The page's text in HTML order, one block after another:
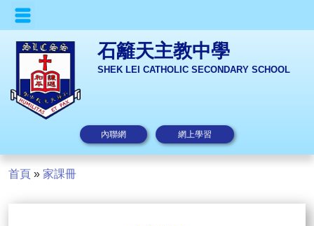
石籬天主教中學
SHEK LEI CATHOLIC SECONDARY SCHOOL
內聯網 網上學習
首頁 » 家課冊